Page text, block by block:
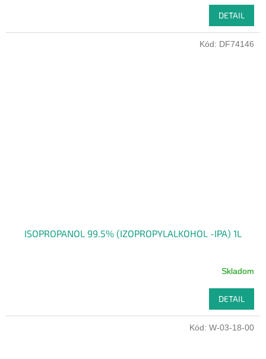
DETAIL
ISOPROPANOL 99.5% (IZOPROPYLALKOHOL -IPA) 1L
Skladom
DETAIL
Kód: DF74146
Kód: W-03-18-00